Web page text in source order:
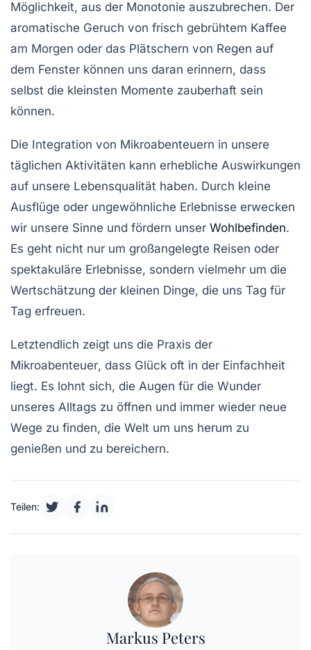
Möglichkeit, aus der Monotonie auszubrechen. Der
aromatische Geruch von frisch gebrühtem Kaffee
am Morgen oder das Plätschern von Regen auf
dem Fenster können uns daran erinnern, dass
selbst die kleinsten Momente zauberhaft sein
können.
Die Integration von Mikroabenteuern in unsere
täglichen Aktivitäten kann erhebliche Auswirkungen
auf unsere Lebensqualität haben. Durch kleine
Ausflüge oder ungewöhnliche Erlebnisse erwecken
wir unsere Sinne und fördern unser Wohlbefinden.
Es geht nicht nur um großangelegte Reisen oder
spektakuläre Erlebnisse, sondern vielmehr um die
Wertschätzung der kleinen Dinge, die uns Tag für
Tag erfreuen.
Letztendlich zeigt uns die Praxis der
Mikroabenteuer, dass Glück oft in der Einfachheit
liegt. Es lohnt sich, die Augen für die Wunder
unseres Alltags zu öffnen und immer wieder neue
Wege zu finden, die Welt um uns herum zu
genießen und zu bereichern.
Teilen:
Markus Peters